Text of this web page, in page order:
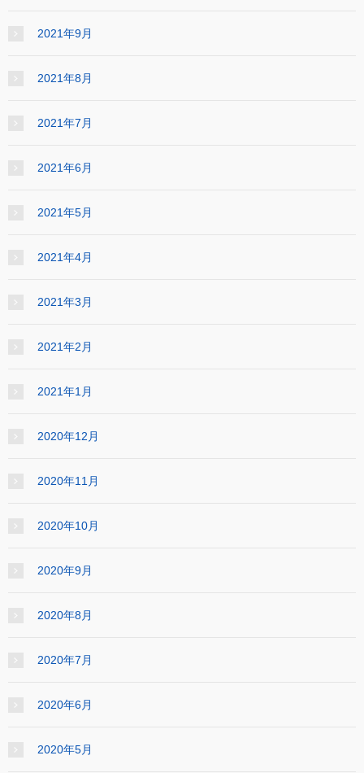
2021年9月
2021年8月
2021年7月
2021年6月
2021年5月
2021年4月
2021年3月
2021年2月
2021年1月
2020年12月
2020年11月
2020年10月
2020年9月
2020年8月
2020年7月
2020年6月
2020年5月